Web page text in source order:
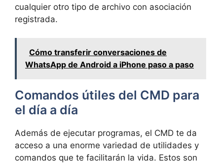
cualquier otro tipo de archivo con asociación
registrada.
Cómo transferir conversaciones de
WhatsApp de Android a iPhone paso a paso
Comandos útiles del CMD para
el día a día
Además de ejecutar programas, el CMD te da
acceso a una enorme variedad de utilidades y
comandos que te facilitarán la vida. Estos son